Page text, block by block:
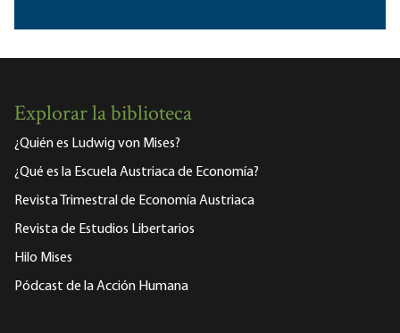
Explorar la biblioteca
¿Quién es Ludwig von Mises?
¿Qué es la Escuela Austriaca de Economía?
Revista Trimestral de Economía Austriaca
Revista de Estudios Libertarios
Hilo Mises
Pódcast de la Acción Humana